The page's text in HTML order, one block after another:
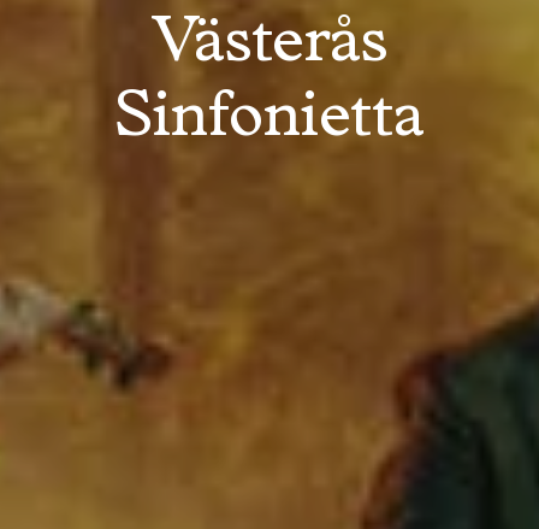
Västerås
Sinfonietta